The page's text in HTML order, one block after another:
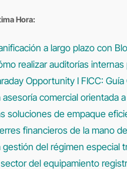
al
contenido
Hora:
a largo plazo con
realizar auditorías
Opportunity I FICC:
asesoría comercial orientada
soluciones de empaque
financieros de la mano
gestión del régimen especial
del equipamiento